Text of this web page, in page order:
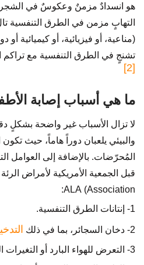
هو انسدادٌ مزمنٌ وعكوسٌ في الشجرة
التهابٍ مزمن في الطرق
(مناعية، أو فيزيائية، أو كيميائية
تشنجٍ في الطرق التنفسية مع تراكم
[2]
ما هي أسباب إصابة
لا تزال الأسباب غير واضحة بشكلٍ
والبيئي يلعبان دوراً هاماً، حيث
المُحرّضات. بالإضافة إلى العوامل
Association) ALA:
1- إنتانات الطرق التنفسية.
2- دخان السجائر، بما في ذلك
3- التعرض للهواء البارد أو التغيرات المفاجئة في درجة الحرارة.